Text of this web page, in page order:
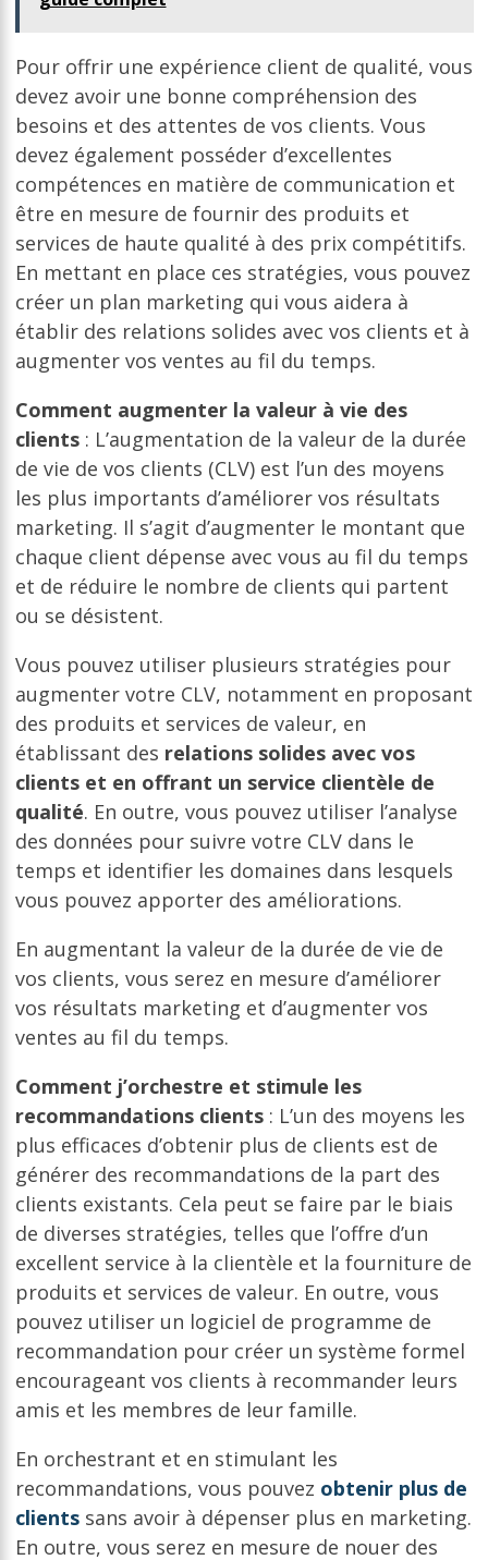
Pour offrir une expérience client de qualité, vous
devez avoir une bonne compréhension des
besoins et des attentes de vos clients. Vous
devez également posséder d’excellentes
compétences en matière de communication et
être en mesure de fournir des produits et
services de haute qualité à des prix compétitifs.
En mettant en place ces stratégies, vous pouvez
créer un plan marketing qui vous aidera à
établir des relations solides avec vos clients et à
augmenter vos ventes au fil du temps.
Comment augmenter la valeur à vie des
clients: L’augmentation de la valeur de la durée
de vie de vos clients (CLV) est l’un des moyens
les plus importants d’améliorer vos résultats
marketing. Il s’agit d’augmenter le montant que
chaque client dépense avec vous au fil du temps
et de réduire le nombre de clients qui partent
ou se désistent.
Vous pouvez utiliser plusieurs stratégies pour
augmenter votre CLV, notamment en proposant
des produits et services de valeur, en
établissant des relations solides avec vos
clients et en offrant un service clientèle de
qualité. En outre, vous pouvez utiliser l’analyse
des données pour suivre votre CLV dans le
temps et identifier les domaines dans lesquels
vous pouvez apporter des améliorations.
En augmentant la valeur de la durée de vie de
vos clients, vous serez en mesure d’améliorer
vos résultats marketing et d’augmenter vos
ventes au fil du temps.
Comment j’orchestre et stimule les
recommandations clients: L’un des moyens les
plus efficaces d’obtenir plus de clients est de
générer des recommandations de la part des
clients existants. Cela peut se faire par le biais
de diverses stratégies, telles que l’offre d’un
excellent service à la clientèle et la fourniture de
produits et services de valeur. En outre, vous
pouvez utiliser un logiciel de programme de
recommandation pour créer un système formel
encourageant vos clients à recommander leurs
amis et les membres de leur famille.
En orchestrant et en stimulant les
recommandations, vous pouvez obtenir plus de
clientssans avoir à dépenser plus en marketing.
En outre, vous serez en mesure de nouer des